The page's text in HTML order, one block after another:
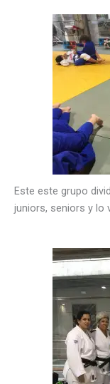
Este este grupo
juniors, seniors y lo